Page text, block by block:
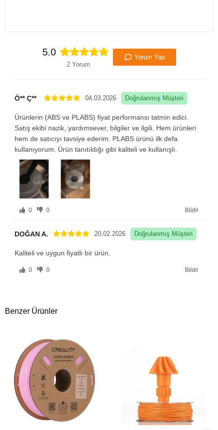
5.0
2 Yorum
Yorum Yap
Ö** Ç** 04.03.2026 Doğrulanmış Müşteri
Ürünlerin (ABS ve PLABS) fiyat performansı tatmin edici.
Satış ekibi nazik, yardımsever, bilgiler ve ilgili. Hem ürünleri
hem de satıcıyı tavsiye ederim. PLABS ürünü ilk defa
kullanıyorum. Ürün tanıtıldığı gibi kaliteli ve kullanışlı.
0 0 Bildir
DOĞAN A. 20.02.2026 Doğrulanmış Müşteri
Kaliteli ve uygun fiyatlı bir ürün.
0 0 Bildir
Benzer Ürünler